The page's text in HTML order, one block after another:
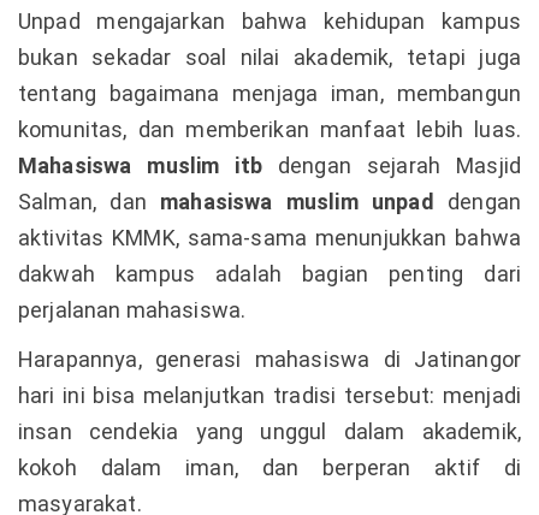
Unpad mengajarkan bahwa kehidupan kampus
bukan sekadar soal nilai akademik, tetapi juga
tentang bagaimana menjaga iman, membangun
komunitas, dan memberikan manfaat lebih luas.
Mahasiswa muslim itbdengan sejarah Masjid
Salman, dan mahasiswa muslim unpad
dengan
aktivitas KMMK, sama-sama menunjukkan bahwa
dakwah kampus adalah bagian penting dari
perjalanan mahasiswa.
Harapannya, generasi mahasiswa di Jatinangor
hari ini bisa melanjutkan tradisi tersebut: menjadi
insan cendekia yang unggul dalam akademik,
kokoh dalam iman, dan berperan aktif di
masyarakat.